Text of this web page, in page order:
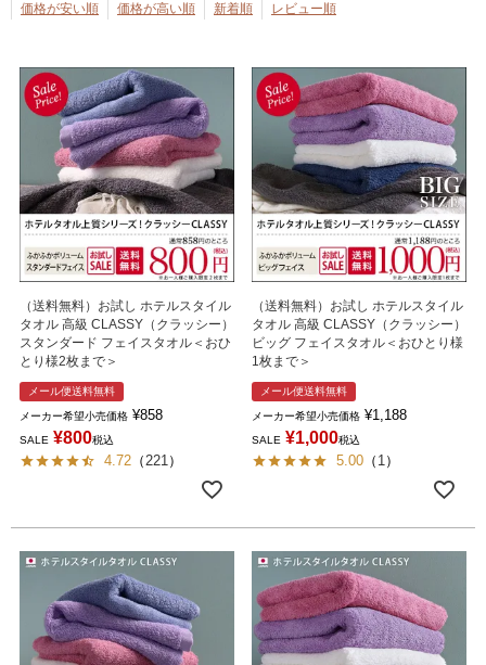
価格が安い順
価格が高い順 新着順 レビュー順
（送料無料）お試し ホテルスタイル
タオル 高級 CLASSY（クラッシー）
スタンダード フェイスタオル＜おひ
とり様2枚まで＞
メール便送料無料
メーカー希望小売価格 ¥858
SALE ¥800税込
4.72 （221）
（送料無料）お試し ホテルスタイル
タオル 高級 CLASSY（クラッシー）
ビッグ フェイスタオル＜おひとり様
1枚まで＞
メール便送料無料
メーカー希望小売価格 ¥1,188
SALE ¥1,000税込
5.00 （ 1）